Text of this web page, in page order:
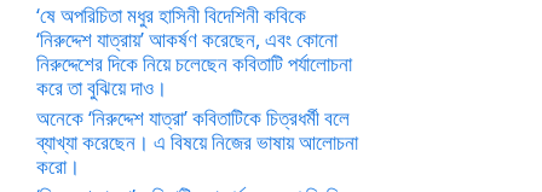
‘ষে অপরিচিতা মধুর হাসিনী বিদেশিনী কবিকে
‘নিরুদ্দেশ যাত্রায়’ আকর্ষণ করেছেন, এবং কোনো
নিরুদ্দেশের দিকে নিয়ে চলেছেন কবিতাটি পর্যালোচনা
করে তা বুঝিয়ে দাও।
অনেকে ‘নিরুদ্দেশ যাত্রা’ কবিতাটিকে চিত্রধর্মী বলে
ব্যাখ্যা করেছেন। এ বিষয়ে নিজের ভাষায় আলোচনা
করো।